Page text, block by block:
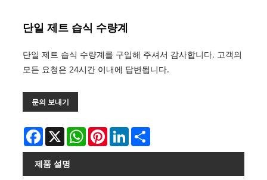
단일 제트 습식 수량계
단일 제트 습식 수량계를 구입해 주셔서 감사합니다. 고객의
모든 요청은 24시간 이내에 답변됩니다.
문의 보내기
Facebook
X WhatsAppPinterestLinkedInShare
제품 설명